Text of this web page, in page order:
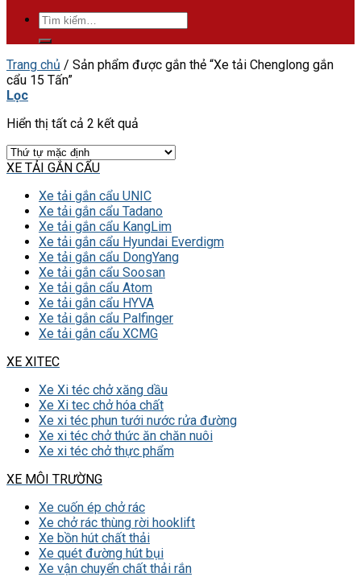
Tìm
kiếm:
Trang chủ / Sản phẩm được gắn thẻ “Xe tải Chenglong gắn
cẩu 15 Tấn”
Lọc
Hiển thị tất cả 2 kết quả
XE TẢI GẮN CẨU
Xe tải gắn cẩu UNIC
Xe tải gắn cẩu Tadano
Xe tải gắn cẩu KangLim
Xe tải gắn cẩu Hyundai Everdigm
Xe tải gắn cẩu DongYang
Xe tải gắn cẩu Soosan
Xe tải gắn cẩu Atom
Xe tải gắn cẩu HYVA
Xe tải gắn cẩu Palfinger
Xe tải gắn cẩu XCMG
XE XITEC
Xe Xi téc chở xăng dầu
Xe Xi tec chở hóa chất
Xe xi téc phun tưới nước rửa đường
Xe xi téc chở thức ăn chăn nuôi
Xe xi téc chở thực phẩm
XE MÔI TRƯỜNG
Xe cuốn ép chở rác
Xe chở rác thùng rời hooklift
Xe bồn hút chất thải
Xe quét đường hút bụi
Xe vận chuyển chất thải rắn